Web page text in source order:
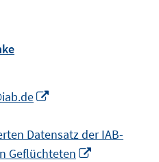
Fenster
öffnen
Datensatz der IAB-
Geflüchteten